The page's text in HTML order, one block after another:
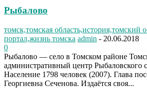
Рыбалово
томск,томская область,история,томский
портал,жизнь томска admin - 20.06.2018
0
Рыбалово — село в Томском районе
административный центр Рыбаловского
Население 1798 человек (2007). Глава
Георгиевна Сеченова. Издаётся своя...